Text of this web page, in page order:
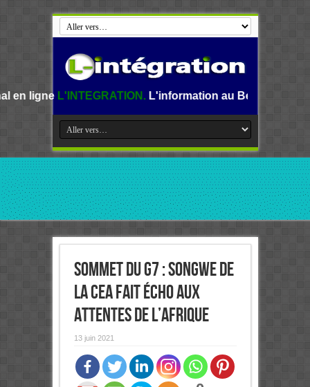
L'information au Benin, en Afrique et dans le
Sommet du G7 : Songwe de
la CEA fait écho aux
attentes de l’Afrique
13 juin 2021